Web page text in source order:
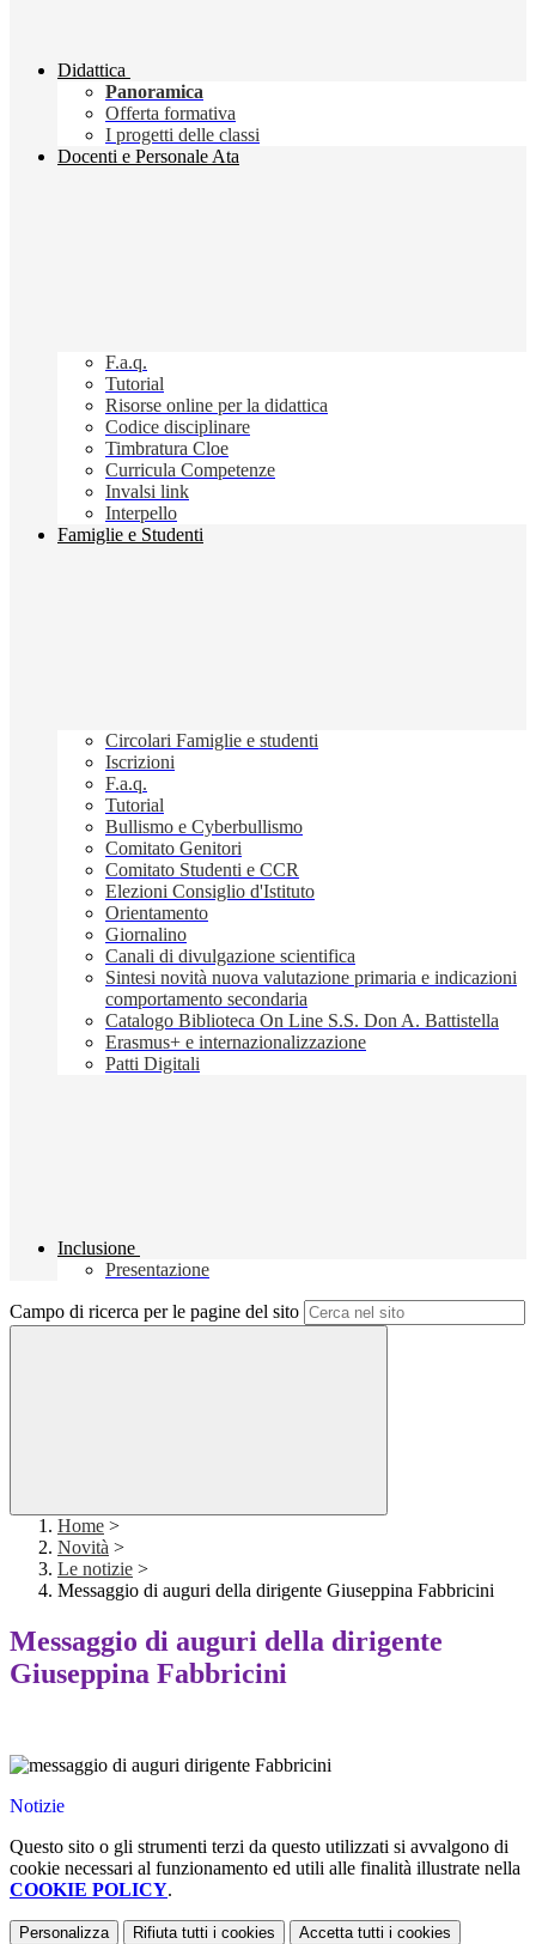
Didattica
Panoramica
Offerta formativa
I progetti delle classi
Docenti e Personale Ata
F.a.q.
Tutorial
Risorse online per la didattica
Codice disciplinare
Timbratura Cloe
Curricula Competenze
Invalsi link
Interpello
Famiglie e Studenti
Circolari Famiglie e studenti
Iscrizioni
F.a.q.
Tutorial
Bullismo e Cyberbullismo
Comitato Genitori
Comitato Studenti e CCR
Elezioni Consiglio d'Istituto
Orientamento
Giornalino
Canali di divulgazione scientifica
Sintesi novità nuova valutazione primaria e indicazioni
comportamento secondaria
Catalogo Biblioteca On Line S.S. Don A. Battistella
Erasmus+ e internazionalizzazione
Patti Digitali
Inclusione
Presentazione
Campo di ricerca per le pagine del sito
Home >
Novità >
Le notizie >
Messaggio di auguri della dirigente Giuseppina Fabbricini
Messaggio di auguri della dirigente
Giuseppina Fabbricini
Notizie
Questo sito o gli strumenti terzi da questo utilizzati si avvalgono di
cookie necessari al funzionamento ed utili alle finalità illustrate nella
COOKIE POLICY.
Personalizza Rifiuta tutti i cookies Accetta tutti i cookies